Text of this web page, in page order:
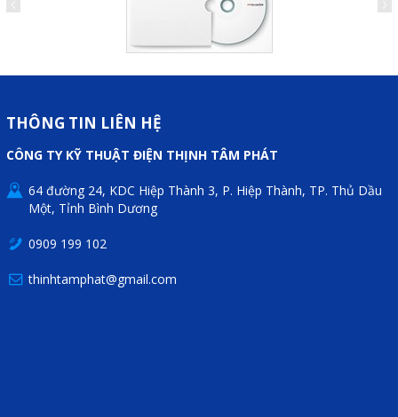
THÔNG TIN LIÊN HỆ
CÔNG TY KỸ THUẬT ĐIỆN THỊNH TÂM PHÁT
64 đường 24, KDC Hiệp Thành 3, P. Hiệp Thành, TP. Thủ Dầu
Một, Tỉnh Bình Dương
0909 199 102
thinhtamphat@gmail.com